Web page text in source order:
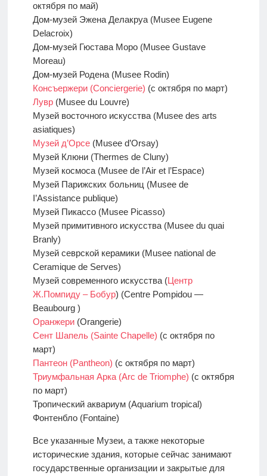
октября по май)
Дом-музей Эжена Делакруа (Musee Eugene
Delacroix)
Дом-музей Гюстава Моро (Musee Gustave
Moreau)
Дом-музей Родена (Musee Rodin)
Консъержери (Conciergerie) (с октября по март)
Лувр(Musee du Louvre)
Музей восточного искусства (Musee des arts
asiatiques)
Музей д’Орсе(Musee d’Orsay)
Музей Клюни (Thermes de Cluny)
Музей космоса (Musee de l’Air et l’Espace)
Музей Парижских больниц (Musee de
I’Assistance publique)
Музей Пикассо (Musee Picasso)
Музей примитивного искусства (Musee du quai
Branly)
Музей севрской керамики (Musee national de
Ceramique de Serves)
Музей современного искусства (Центр
Ж.Помпиду – Бобур) (Centre Pompidou —
Beaubourg )
Оранжери(Orangerie)
Сент Шапель (Sainte Chapelle) (с октября по
март)
Пантеон (Pantheon) (с октября по март)
Триумфальная Арка (Arc de Triomphe) (с октября
по март)
Тропический аквариум (Aquarium tropical)
Фонтенбло (Fontaine)
Все указанные Музеи, а также некоторые
исторические здания, которые сейчас занимают
государственные организации и закрытые для